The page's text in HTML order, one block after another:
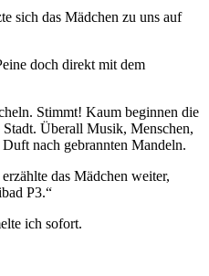
sich das Mädchen zu uns auf
doch direkt mit dem
Stimmt! Kaum beginnen die
Überall Musik, Menschen,
nach gebrannten Mandeln.
das Mädchen weiter,
P3.“
ich sofort.